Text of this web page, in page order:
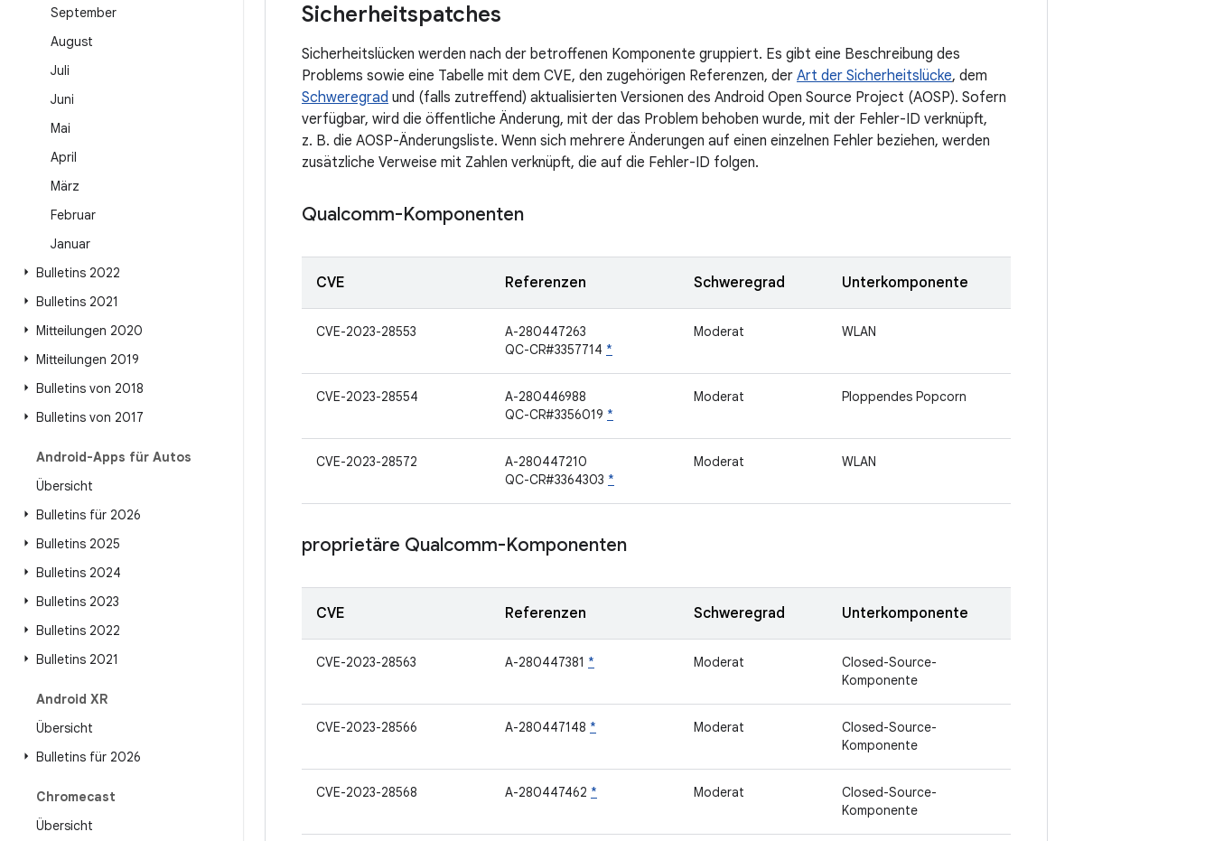
September
August
Juli
Juni
Mai
April
März
Februar
Januar
Bulletins 2022
Bulletins 2021
Mitteilungen 2020
Mitteilungen 2019
Bulletins von 2018
Bulletins von 2017
Android-Apps für Autos
Übersicht
Bulletins für 2026
Bulletins 2025
Bulletins 2024
Bulletins 2023
Bulletins 2022
Bulletins 2021
Android XR
Übersicht
Bulletins für 2026
Chromecast
Übersicht
Sicherheitspatches
Sicherheitslücken werden nach der betroffenen Komponente gruppiert. Es gibt eine Beschreibung des
Problems sowie eine Tabelle mit dem CVE, den zugehörigen Referenzen, der Art der Sicherheitslücke, dem
Schweregrad und (falls zutreffend) aktualisierten Versionen des Android Open Source Project (AOSP). Sofern
verfügbar, wird die öffentliche Änderung, mit der das Problem behoben wurde, mit der Fehler-ID verknüpft,
z. B. die AOSP-Änderungsliste. Wenn sich mehrere Änderungen auf einen einzelnen Fehler beziehen, werden
zusätzliche Verweise mit Zahlen verknüpft, die auf die Fehler-ID folgen.
Qualcomm-Komponenten
CVE Referenzen Schweregrad Unterkomponente
CVE-2023-28553
A-280447263
QC-CR#3357714 *
Moderat WLAN
CVE-2023-28554
A-280446988
QC-CR#3356019 *
Moderat Ploppendes Popcorn
CVE-2023-28572
A-280447210
QC-CR#3364303 *
Moderat WLAN
proprietäre Qualcomm-Komponenten
CVE Referenzen Schweregrad Unterkomponente
CVE-2023-28563 A-280447381 * Moderat
Closed-Source-
Komponente
CVE-2023-28566 A-280447148 * Moderat
Closed-Source-
Komponente
CVE-2023-28568 A-280447462 * Moderat
Closed-Source-
Komponente